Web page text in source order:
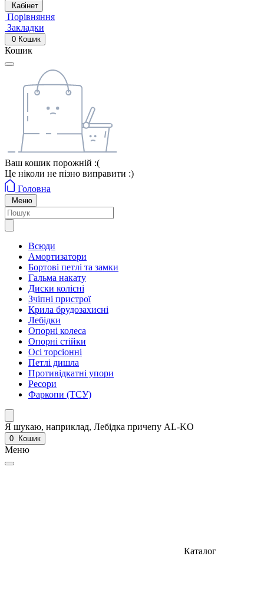
Кабінет
Порівняння
Закладки
0 Кошик
Кошик
Ваш кошик порожній :(
Це ніколи не пізно виправити :)
Головна
Меню
Всюди
Амортизатори
Бортові петлі та замки
Гальма накату
Диски колісні
Зчіпні пристрої
Крила брудозахисні
Лебідки
Опорні колеса
Опорні стійки
Осі торсіонні
Петлі дишла
Противідкатні упори
Ресори
Фаркопи (ТСУ)
Я шукаю, наприклад, Лебідка причепу AL-KO
0 Кошик
Меню
Каталог